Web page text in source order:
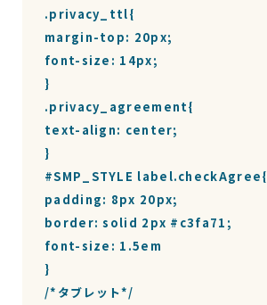
.privacy_ttl{
margin-top: 20px;
font-size: 14px;
}
.privacy_agreement{
text-align: center;
}
#SMP_STYLE label.checkAgree{
padding: 8px 20px;
border: solid 2px #c3fa71;
font-size: 1.5em
}
/*タブレット*/